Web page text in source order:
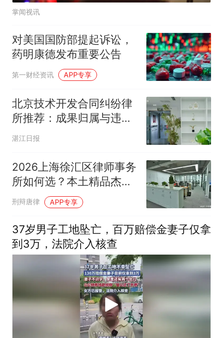
掌闻视讯
对美国国防部提起诉讼，
药明康德发布重要公告
第一财经资讯 APP专享
北京技术开发合同纠纷律
所推荐：成果归属与违约
维权怎么选靠谱
湛江日报
2026上海徐汇区律师事务
所如何选？本土精品杰地
律所与八位律师专业详解
刑辩唐律 APP专享
37岁男子工地坠亡，百万赔偿金妻子仅拿
到3万，法院介入核查